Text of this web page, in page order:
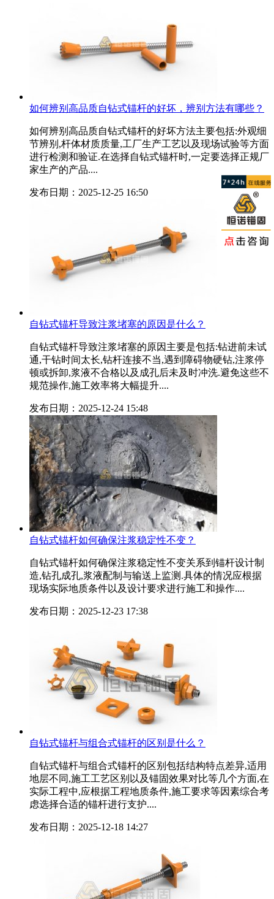
如何辨别高品质自钻式锚杆的好坏，辨别方法有哪些？
如何辨别高品质自钻式锚杆的好坏方法主要包括:外观细
节辨别,杆体材质质量,工厂生产工艺以及现场试验等方面
进行检测和验证.在选择自钻式锚杆时,一定要选择正规厂
家生产的产品....
发布日期：2025-12-25 16:50
自钻式锚杆导致注浆堵塞的原因是什么？
自钻式锚杆导致注浆堵塞的原因主要是包括:钻进前未试
通,干钻时间太长,钻杆连接不当,遇到障碍物硬钻,注浆停
顿或拆卸,浆液不合格以及成孔后未及时冲洗.避免这些不
规范操作,施工效率将大幅提升....
发布日期：2025-12-24 15:48
自钻式锚杆如何确保注浆稳定性不变？
自钻式锚杆如何确保注浆稳定性不变关系到锚杆设计制
造,钻孔成孔,浆液配制与输送上监测.具体的情况应根据
现场实际地质条件以及设计要求进行施工和操作....
发布日期：2025-12-23 17:38
自钻式锚杆与组合式锚杆的区别是什么？
自钻式锚杆与组合式锚杆的区别包括结构特点差异,适用
地层不同,施工工艺区别以及锚固效果对比等几个方面,在
实际工程中,应根据工程地质条件,施工要求等因素综合考
虑选择合适的锚杆进行支护....
发布日期：2025-12-18 14:27